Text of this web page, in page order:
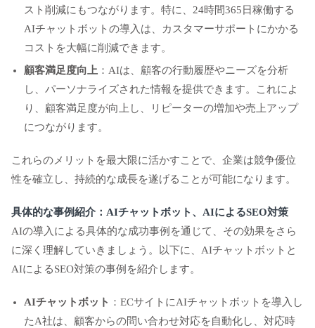
スト削減にもつながります。特に、24時間365日稼働する
AIチャットボットの導入は、カスタマーサポートにかかる
コストを大幅に削減できます。
顧客満足度向上 ：AIは、顧客の行動履歴やニーズを分析
し、パーソナライズされた情報を提供できます。これによ
り、顧客満足度が向上し、リピーターの増加や売上アップ
につながります。
これらのメリットを最大限に活かすことで、企業は競争優位
性を確立し、持続的な成長を遂げることが可能になります。
具体的な事例紹介：AIチャットボット、AIによるSEO対策
AIの導入による具体的な成功事例を通じて、その効果をさら
に深く理解していきましょう。以下に、AIチャットボットと
AIによるSEO対策の事例を紹介します。
AIチャットボット ：ECサイトにAIチャットボットを導入し
たA社は、顧客からの問い合わせ対応を自動化し、対応時